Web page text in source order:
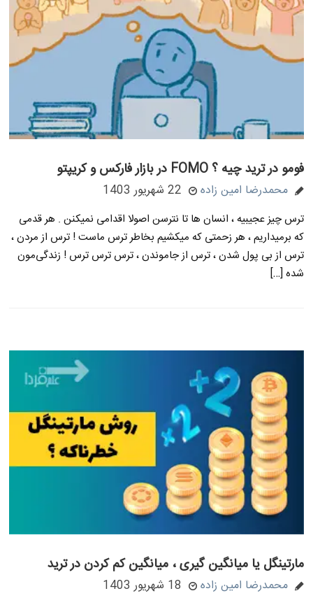
فومو در ترید چیه ؟ FOMO در بازار فارکس و کریپتو
محمدرضا امین زاده 22 شهریور 1403
ترس چیز عجیبیه ، انسان ها تا نترسن اصولا اقدامی نمیکنن . هر قدمی
که برمیداریم ، هر زحمتی که میکشیم بخاطر ترس ماست ! ترس از مردن ،
ترس از بی پول شدن ، ترس از جاموندن ، ترس ترس ترس ! زندگی‌مون
شده […]
مارتینگل یا میانگین گیری ، میانگین کم کردن در ترید
محمدرضا امین زاده 18 شهریور 1403